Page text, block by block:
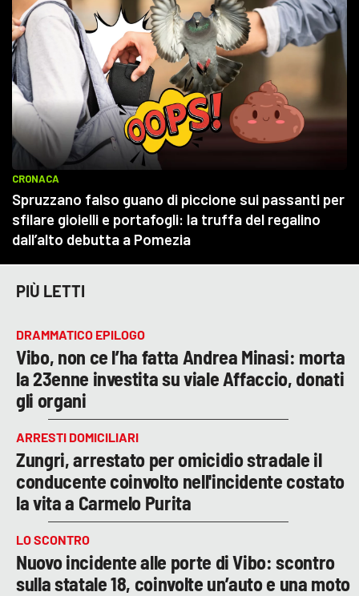
PIÙ LETTI
DRAMMATICO EPILOGO
Vibo, non ce l’ha fatta Andrea Minasi: morta
la 23enne investita su viale Affaccio, donati
gli organi
ARRESTI DOMICILIARI
Zungri, arrestato per omicidio stradale il
conducente coinvolto nell'incidente costato
la vita a Carmelo Purita
LO SCONTRO
Nuovo incidente alle porte di Vibo: scontro
sulla statale 18, coinvolte un’auto e una moto